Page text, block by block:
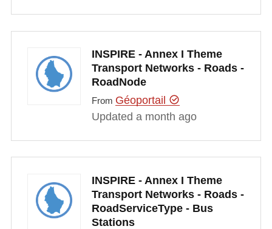
INSPIRE - Annex I Theme
Transport Networks - Roads -
RoadNode
From Géoportail
Updated a month ago
INSPIRE - Annex I Theme
Transport Networks - Roads -
RoadServiceType - Bus
Stations